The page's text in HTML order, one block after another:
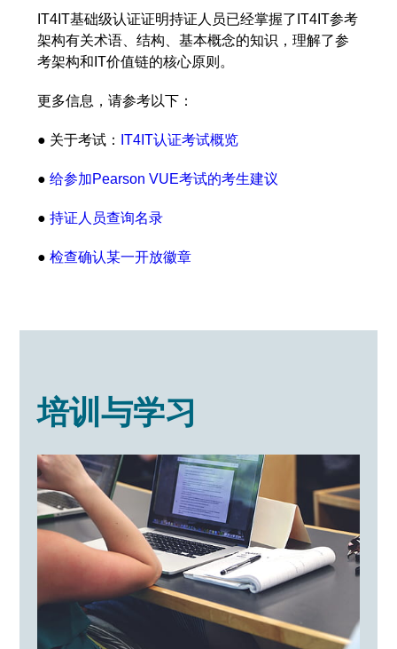
IT4IT基础级认证证明持证人员已经掌握了IT4IT参考
架构有关术语、结构、基本概念的知识，理解了参
考架构和IT价值链的核心原则。
更多信息，请参考以下：
● 关于考试： IT4IT认证考试概览
●给参加Pearson VUE考试的考生建议
●持证人员查询名录
●检查确认某一开放徽章
培训与学习